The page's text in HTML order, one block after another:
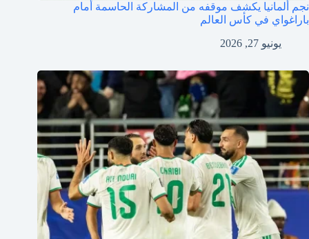
نجم ألمانيا يكشف موقفه من المشاركة الحاسمة أمام
باراغواي في كأس العالم
يونيو 27, 2026